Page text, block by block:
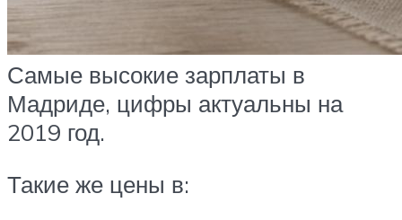
Самые высокие зарплаты в
Мадриде, цифры актуальны на
2019 год.
Такие же цены в: